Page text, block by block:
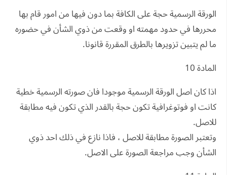
الورقة الرسمية حجة على الكافة بما دون فيها من امور قام بها
محررها في حدود مهمته او وقعت من ذوي الشأن في حضوره
ما لم يتبين تزويرها بالطرق المقررة قانونا.
المادة 10
اذا كان اصل الورقة الرسمية موجودا فان صورته الرسمية خطية
كانت او فوتوغرافية تكون حجة بالقدر الذي تكون فيه مطابقة
للاصل.
وتعتبر الصورة مطابقة للاصل ، فاذا نازع في ذلك احد ذوي
الشأن وجب مراجعة الصورة على الاصل.